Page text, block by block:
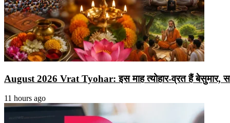
August 2026 Vrat Tyohar: इस माह त्योहार-व्रत हैं बेसुमार,
11 hours ago